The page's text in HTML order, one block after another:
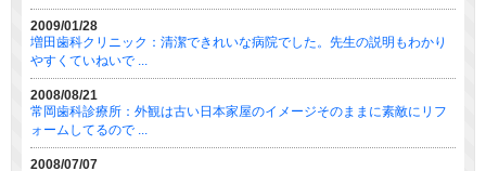
2009/01/28
増田歯科クリニック：清潔できれいな病院でした。先生の説明もわかり
やすくていねいで ...
2008/08/21
常岡歯科診療所：外観は古い日本家屋のイメージそのままに素敵にリフ
ォームしてるので ...
2008/07/07